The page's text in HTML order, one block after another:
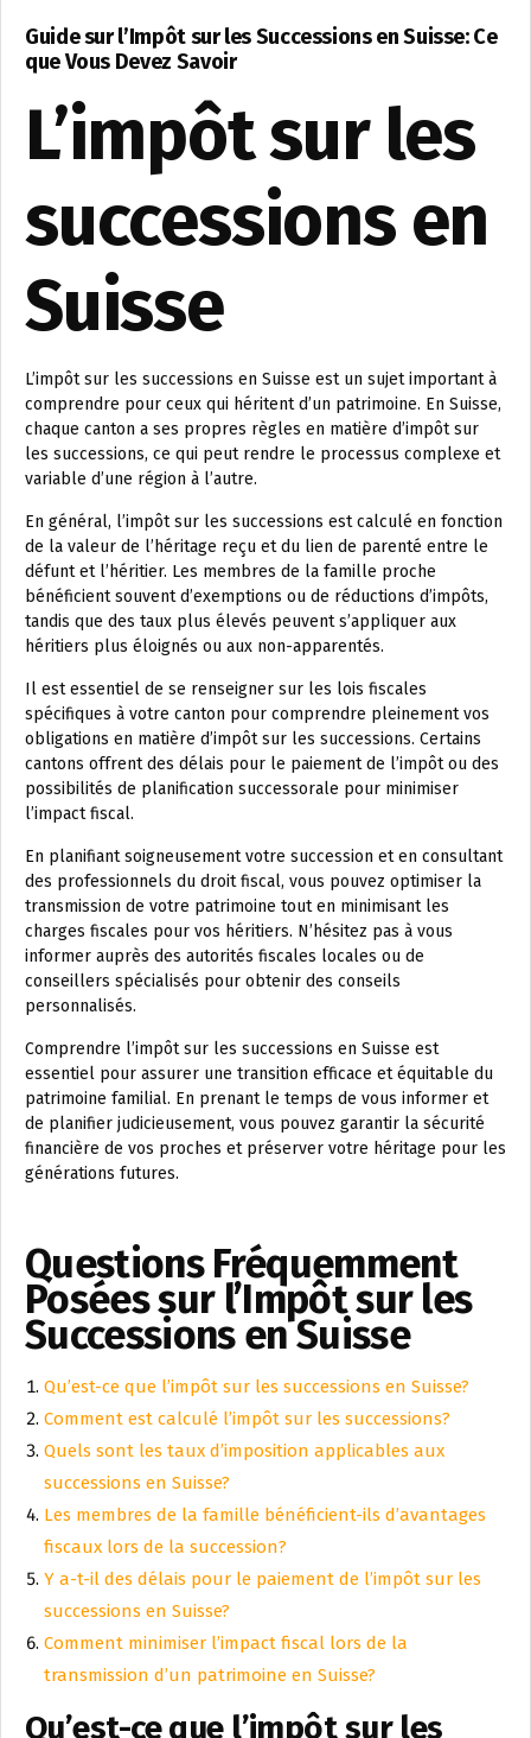
Guide sur l’Impôt sur les Successions en Suisse: Ce
que Vous Devez Savoir
L’impôt sur les
successions en
Suisse
L’impôt sur les successions en Suisse est un sujet important à
comprendre pour ceux qui héritent d’un patrimoine. En Suisse,
chaque canton a ses propres règles en matière d’impôt sur
les successions, ce qui peut rendre le processus complexe et
variable d’une région à l’autre.
En général, l’impôt sur les successions est calculé en fonction
de la valeur de l’héritage reçu et du lien de parenté entre le
défunt et l’héritier. Les membres de la famille proche
bénéficient souvent d’exemptions ou de réductions d’impôts,
tandis que des taux plus élevés peuvent s’appliquer aux
héritiers plus éloignés ou aux non-apparentés.
Il est essentiel de se renseigner sur les lois fiscales
spécifiques à votre canton pour comprendre pleinement vos
obligations en matière d’impôt sur les successions. Certains
cantons offrent des délais pour le paiement de l’impôt ou des
possibilités de planification successorale pour minimiser
l’impact fiscal.
En planifiant soigneusement votre succession et en consultant
des professionnels du droit fiscal, vous pouvez optimiser la
transmission de votre patrimoine tout en minimisant les
charges fiscales pour vos héritiers. N’hésitez pas à vous
informer auprès des autorités fiscales locales ou de
conseillers spécialisés pour obtenir des conseils
personnalisés.
Comprendre l’impôt sur les successions en Suisse est
essentiel pour assurer une transition efficace et équitable du
patrimoine familial. En prenant le temps de vous informer et
de planifier judicieusement, vous pouvez garantir la sécurité
financière de vos proches et préserver votre héritage pour les
générations futures.
Questions Fréquemment
Posées sur l’Impôt sur les
Successions en Suisse
Qu’est-ce que l’impôt sur les successions en Suisse?
Comment est calculé l’impôt sur les successions?
Quels sont les taux d’imposition applicables aux
successions en Suisse?
Les membres de la famille bénéficient-ils d’avantages
fiscaux lors de la succession?
Y a-t-il des délais pour le paiement de l’impôt sur les
successions en Suisse?
Comment minimiser l’impact fiscal lors de la
transmission d’un patrimoine en Suisse?
Qu’est-ce que l’impôt sur les